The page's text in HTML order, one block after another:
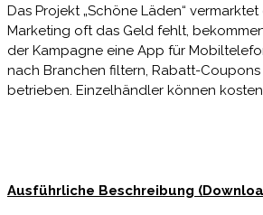
Das Projekt „Schöne Läden“
Marketing oft das Geld fehlt,
der Kampagne eine App für
nach Branchen filtern, Rabatt-
betrieben. Einzelhändler können
Ausführliche Beschreibung